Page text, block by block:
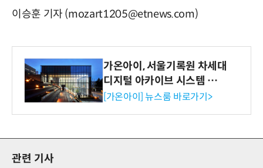
이승훈 기자 (mozart1205@etnews.com)
가온아이, 서울기록원 차세대
디지털 아카이브 시스템 구축
수행
[가온아이] 뉴스룸 바로가기>
관련 기사